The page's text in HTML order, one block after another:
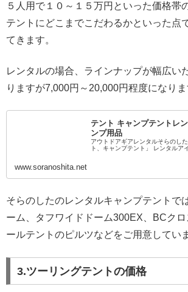
５人用で１０～１５万円といった価格帯
テントにどこまでこだわるかといった点
てきます。
レンタルの場合、ラインナップが幅広い
りますが7,000円～20,000円程度になりま
テント キャンプテントレ
ンプ用品
アウトドアギアレンタルそらのし
ト、キャンプテント」 レンタルア
www.soranoshita.net
そらのしたのレンタルキャンプテントで
ーム、タフワイドドーム300EX、BCク
ールテントのピルツなどをご用意してい
3.ツーリングテントの価格